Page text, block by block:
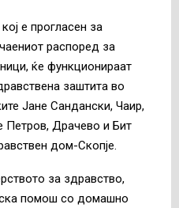
е прогласен за
распоред за
ќе функционираат
заштита во
Јане Сандански, Чаир,
Петров, Драчево и Бит
дом-Скопје.
за здравство,
помош со домашно